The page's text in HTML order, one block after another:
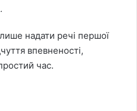
надати речі першої
впевненості,
час.